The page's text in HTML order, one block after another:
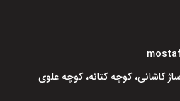
کاشانی، کوچه کتانه، کوچه علوی